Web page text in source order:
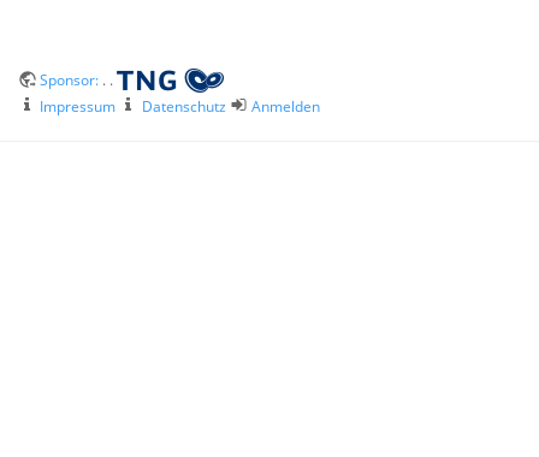
Sponsor: . .
Impressum
Datenschutz Anmelden